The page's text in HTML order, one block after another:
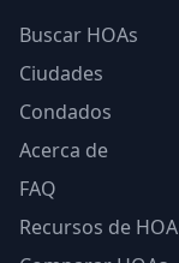
Buscar HOAs
Ciudades
Condados
Acerca de
FAQ
Recursos de HOA